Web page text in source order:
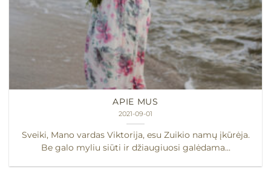
APIE MUS
2021-09-01
Sveiki, Mano vardas Viktorija, esu Zuikio namų įkūrėja.
Be galo myliu siūti ir džiaugiuosi galėdama...